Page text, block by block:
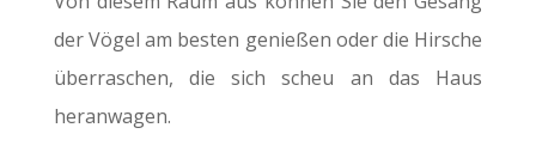
der Vögel am besten genießen oder die Hirsche
überraschen, die sich scheu an das Haus
heranwagen.